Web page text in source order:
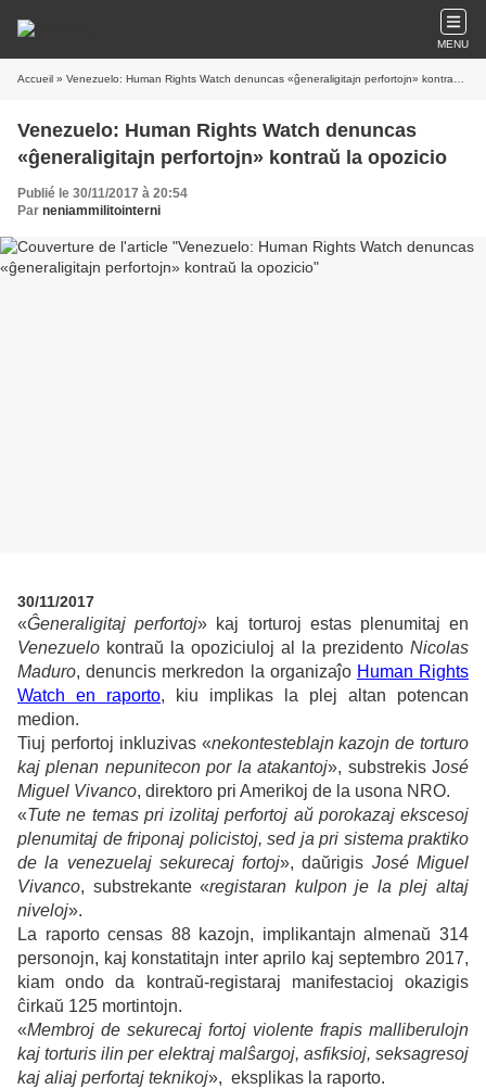
MENU
Accueil » Venezuelo: Human Rights Watch denuncas «ĝeneraligitajn perfortojn» kontraŭ la opozicio
Venezuelo: Human Rights Watch denuncas
«ĝeneraligitajn perfortojn» kontraŭ la opozicio
Publié le 30/11/2017 à 20:54
Par neniammilitointerni
30/11/2017
«Ĝeneraligitaj perfortoj» kaj torturoj estas plenumitaj en
Venezuelo kontraŭ la opoziciuloj al la prezidento Nicolas
Maduro, denuncis merkredon la organizaĵo Human Rights
Watch en raporto, kiu implikas la plej altan potencan
medion.
Tiuj perfortoj inkluzivas «nekontesteblajn kazojn de torturo
kaj plenan nepunitecon por la atakantoj», substrekis José
Miguel Vivanco, direktoro pri Amerikoj de la usona NRO.
«Tute ne temas pri izolitaj perfortoj aŭ porokazaj ekscesoj
plenumitaj de friponaj policistoj, sed ja pri sistema praktiko
de la venezuelaj sekurecaj fortoj», daŭrigis José Miguel
Vivanco, substrekante «registaran kulpon je la plej altaj
niveloj».
La raporto censas 88 kazojn, implikantajn almenaŭ 314
personojn, kaj konstatitajn inter aprilo kaj septembro 2017,
kiam ondo da kontraŭ-registaraj manifestacioj okazigis
ĉirkaŭ 125 mortintojn.
«Membroj de sekurecaj fortoj violente frapis malliberulojn
kaj torturis ilin per elektraj malŝargoj, asfiksioj, seksagresoj
kaj aliaj perfortaj teknikoj», eksplikas la raporto.